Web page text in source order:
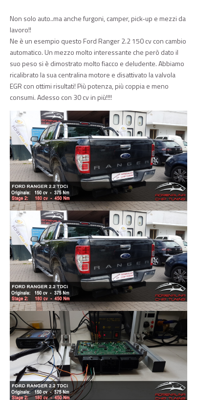
Non solo auto..ma anche furgoni, camper, pick-up e mezzi da
lavoro!!
Ne è un esempio questo Ford Ranger 2.2 150 cv con cambio
automatico. Un mezzo molto interessante che però dato il
suo peso si è dimostrato molto fiacco e deludente. Abbiamo
ricalibrato la sua centralina motore e disattivato la valvola
EGR con ottimi risultati! Più potenza, più coppia e meno
consumi. Adesso con 30 cv in più!!!!